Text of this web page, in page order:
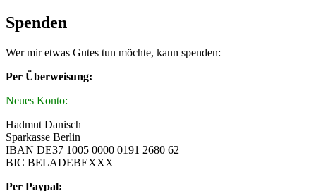
Spenden
Wer mir etwas Gutes tun möchte, kann spenden:
Per Überweisung:
Neues Konto:
Hadmut Danisch
Sparkasse Berlin
IBAN DE37 1005 0000 0191 2680 62
BIC BELADEBEXXX
Per Paypal: